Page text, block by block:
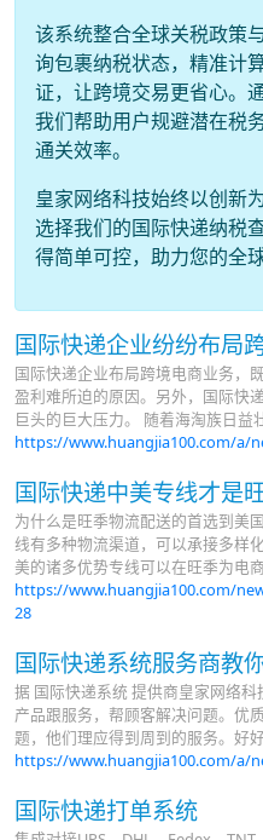
该系统整合全球关税政策
询包裹纳税状态，精准计
证，让跨境交易更省心。
我们帮助用户规避潜在税
通关效率。
皇家网络科技始终以创新
选择我们的国际快递纳税
得简单可控，助力您的全
国际快递企业纷纷布局
国际快递企业布局跨境电商业务，
盈利难所迫的原因。另外，国际快
巨头的巨大压力。 随着海淘族日益
https://www.huangjia100.com/a/
国际快递中美专线才是
为什么是旺季物流配送的首选到美
线有多种物流渠道，可以承接多样
美的诸多优势专线可以在旺季为电
https://www.huangjia100.com/
28
国际快递系统服务商教
据 国际快递系统 提供商皇家网络
产品跟服务，帮顾客解决问题。优
题，他们理应得到周到的服务。好
https://www.huangjia100.com/a/
国际快递打单系统